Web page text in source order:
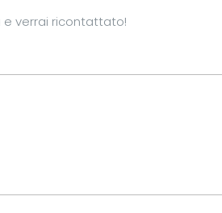
e verrai ricontattato!